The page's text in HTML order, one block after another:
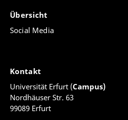
Übersicht
Social Media
Kontakt
Universität Erfurt (Campus)
Nordhäuser Str. 63
99089 Erfurt